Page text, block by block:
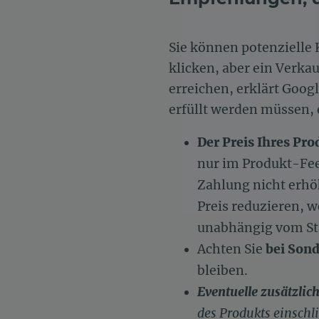
Sie können potenzielle
klicken, aber ein
erreichen, erklärt
erfüllt werden
Der Preis Ihres
nur im Produkt-
Zahlung nicht
Preis reduzieren,
unabhängig vom
Achten Sie bei
bleiben.
Eventuelle
des Produkts